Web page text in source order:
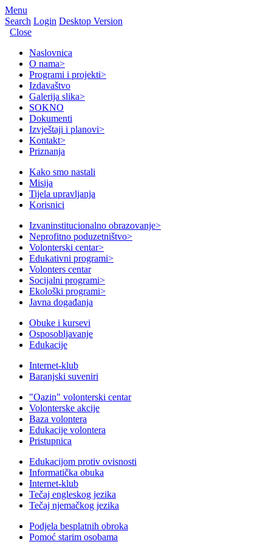
Menu
Search Login Desktop Version
Close
Naslovnica
O nama>
Programi i projekti>
Izdavaštvo
Galerija slika>
SOKNO
Dokumenti
Izvještaji i planovi>
Kontakt>
Priznanja
Kako smo nastali
Misija
Tijela upravljanja
Korisnici
Izvaninstitucionalno obrazovanje>
Neprofitno poduzetništvo>
Volonterski centar>
Edukativni programi>
Volonters centar
Socijalni programi>
Ekološki programi>
Javna događanja
Obuke i kursevi
Osposobljavanje
Edukacije
Internet-klub
Baranjski suveniri
"Oazin" volonterski centar
Volonterske akcije
Baza volontera
Edukacije volontera
Pristupnica
Edukacijom protiv ovisnosti
Informatička obuka
Internet-klub
Tečaj engleskog jezika
Tečaj njemačkog jezika
Podjela besplatnih obroka
Pomoć starim osobama